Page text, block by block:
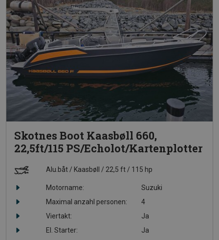
Skotnes Boot Kaasbøll 660,
22,5ft/115 PS/Echolot/Kartenplotter
Alu.båt Kaasbøll 22,5 ft 115 hp
Motorname:
Suzuki
Maximal anzahl personen:
4
Viertakt:
Ja
El. Starter:
Ja